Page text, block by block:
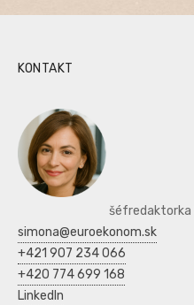
KONTAKT
šéfredaktorka
simona@euroekonom.sk
+421 907 234 066
+420 774 699 168
LinkedIn